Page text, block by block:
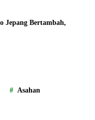
Jepang Bertambah,
Asahan